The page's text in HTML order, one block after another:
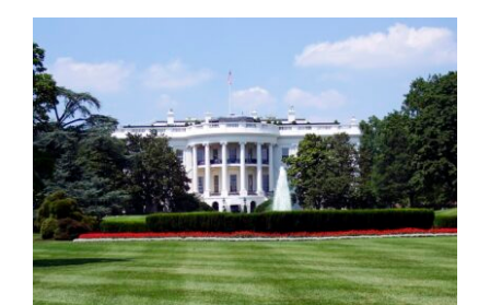
Zinsentscheidung und Zollgespräche belasten
Ölmärkte – Heizöl legt zu
China HeizölNews US-Zölle
USA Russland
Zinsentscheidung